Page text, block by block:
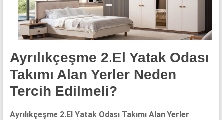
odası,
Antika
yatak
odası
ve
Metebronz
yatak
odası
alınmaktadır.
Ayrılıkçeşme 2.El Yatak Odası
Takımı Alan Yerler Neden
Tercih Edilmeli?
Ayrılıkçeşme 2.El Yatak Odası Takımı Alan Yerler